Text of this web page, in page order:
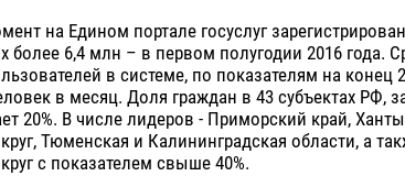
на Едином портале госуслуг
более 6,4 млн – в первом полугодии 2016 года.
в системе, по показателям на конец
в месяц. Доля граждан в 43 субъектах РФ,
20%. В числе лидеров - Приморский край,
Тюменская и Калининградская области, а
с показателем свыше 40%.